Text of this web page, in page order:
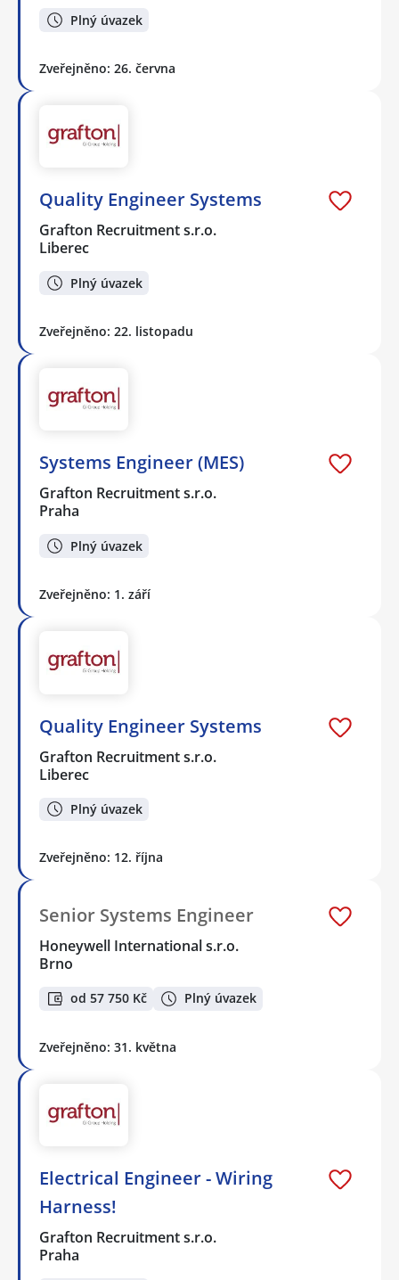
Plný úvazek
Zveřejněno: 26. června
Quality Engineer Systems
Grafton Recruitment s.r.o.
Liberec
Plný úvazek
Zveřejněno: 22. listopadu
Systems Engineer (MES)
Grafton Recruitment s.r.o.
Praha
Plný úvazek
Zveřejněno: 1. září
Quality Engineer Systems
Grafton Recruitment s.r.o.
Liberec
Plný úvazek
Zveřejněno: 12. října
Senior Systems Engineer
Honeywell International s.r.o.
Brno
od 57 750 Kč Plný úvazek
Zveřejněno: 31. května
Electrical Engineer - Wiring
Harness!
Grafton Recruitment s.r.o.
Praha